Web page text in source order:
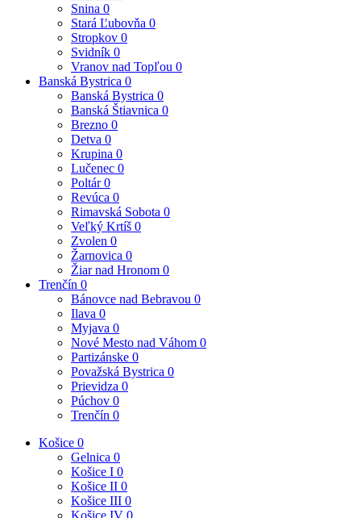
Snina 0
Stará Ľubovňa 0
Stropkov 0
Svidník 0
Vranov nad Topľou 0
Banská Bystrica 0
Banská Bystrica 0
Banská Štiavnica 0
Brezno 0
Detva 0
Krupina 0
Lučenec 0
Poltár0
Revúca 0
Rimavská Sobota 0
Veľký Krtíš 0
Zvolen 0
Žarnovica 0
Žiar nad Hronom 0
Trenčín 0
Bánovce nad Bebravou 0
Ilava 0
Myjava 0
Nové Mesto nad Váhom 0
Partizánske 0
Považská Bystrica 0
Prievidza 0
Púchov 0
Trenčín 0
Košice 0
Gelnica 0
Košice I 0
Košice II 0
Košice III 0
Košice IV 0